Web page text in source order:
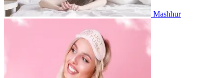
Mashhur